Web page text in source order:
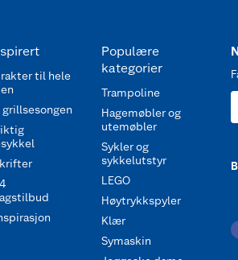
til hele
Populære
kategorier
Trampoline
Hagemøbler og
utemøbler
Sykler og
sykkelutstyr
LEGO
Høytrykkspyler
Klær
Symaskin